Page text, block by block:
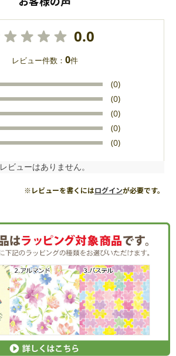
0.0
レビュー件数： 0件
(0)
(0)
(0)
(0)
(0)
レビューはありません。
※レビューを書くにはログインが必要です。